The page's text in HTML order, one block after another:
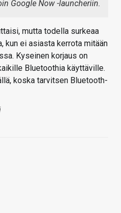
Google Now -launcheriin.
mutta todella surkeaa
kun ei asiasta kerrota mitään
Kyseinen korjaus on
Bluetoothia käyttäville.
koska tarvitsen Bluetooth-